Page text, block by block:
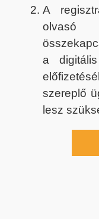
A
olvasó
a
szereplő
lesz